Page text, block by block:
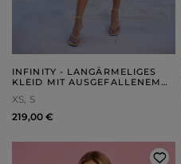
INFINITY - LANGÄRMELIGES
KLEID MIT AUSGEFALLENEM
XS S
219,00 €